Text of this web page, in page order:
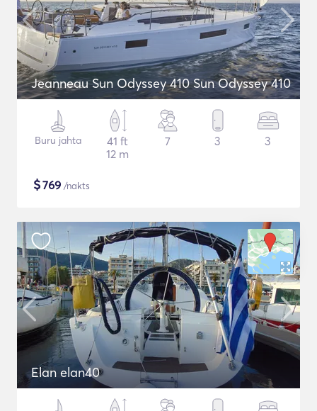
Jeanneau Sun Odyssey 410 Sun Odyssey 410
Buru jahta
41 ft
12 m
7 3 3
$769 /nakts
Elan elan40